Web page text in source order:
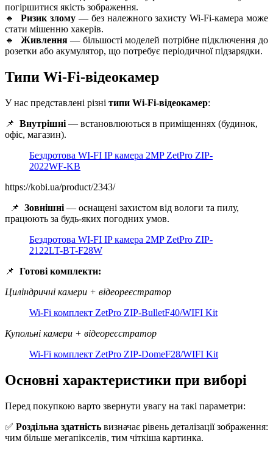
погіршитися якість зображення.
🔸Ризик злому — без належного захисту Wi-Fi-камера може
стати мішенню хакерів.
🔸 Живлення— більшості моделей потрібне підключення до
розетки або акумулятор, що потребує періодичної підзарядки.
Типи Wi-Fi-відеокамер
У нас представлені різні типи Wi-Fi-відеокамер:
📌 Внутрішні — встановлюються в приміщеннях (будинок,
офіс, магазин).
Бездротова WI-FI IP камера 2MP ZetPro ZIP-
2022WF-KB
https://kobi.ua/product/2343/
📌 Зовнішні — оснащені захистом від вологи та пилу,
працюють за будь-яких погодних умов.
Бездротова WI-FI IP камера 2MP ZetPro ZIP-
2122LT-BT-F28W
📌 Готові комплекти:
Циліндричні камери + відеореєстратор
Wi-Fi комплект ZetPro ZIP-BulletF40/WIFI Kit
Купольні камери + відеореєстратор
Wi-Fi комплект ZetPro ZIP-DomeF28/WIFI Kit
Основні характеристики при виборі
Перед покупкою варто звернути увагу на такі параметри:
✅ Роздільна здатність визначає рівень деталізації зображення:
чим більше мегапікселів, тим чіткіша картинка.